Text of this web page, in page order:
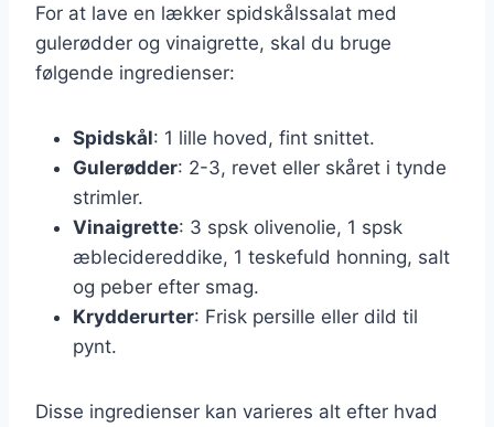
For at lave en lækker spidskålssalat med
gulerødder og vinaigrette, skal du bruge
følgende ingredienser:
Spidskål: 1 lille hoved, fint snittet.
Gulerødder: 2-3, revet eller skåret i tynde
strimler.
Vinaigrette: 3 spsk olivenolie, 1 spsk
æblecidereddike, 1 teskefuld honning, salt
og peber efter smag.
Krydderurter: Frisk persille eller dild til
pynt.
Disse ingredienser kan varieres alt efter hvad